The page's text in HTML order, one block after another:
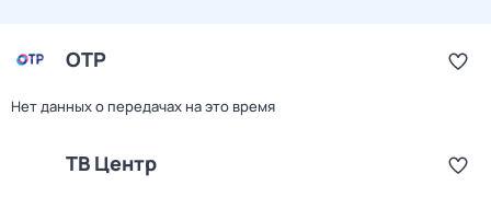
ОТР
Нет данных о передачах на это время
ТВ Центр